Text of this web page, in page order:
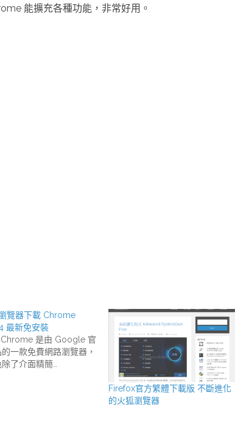
能擴充各種功能，非常好用。
覽器下載 Chrome
最新免安裝
是由 Google 官
一款免費網路瀏覽器，
了介面精簡…
Firefox官方繁體下載版 不斷進化
的火狐瀏覽器